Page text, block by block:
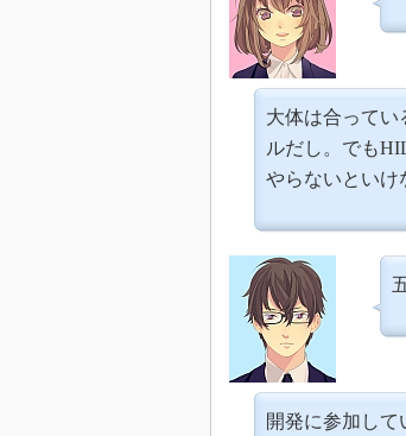
大体は合ってい
ルだし。でも
やらないといけ
開発に参加し